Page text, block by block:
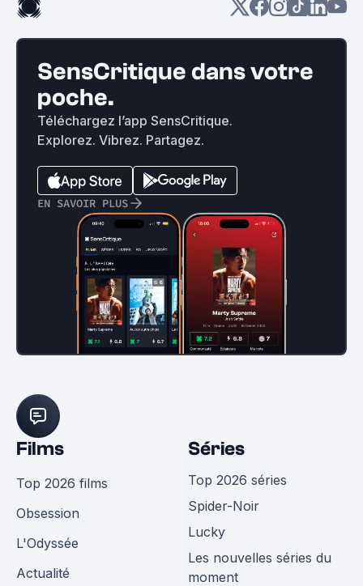
SensCritique dans votre
poche.
Téléchargez l’app SensCritique.
Explorez. Vibrez. Partagez.
EN SAVOIR PLUS
Films
Top 2026 films
Obsession
L'Odyssée
Actualité
Séries
Top 2026 séries
Spider-Noir
Lucky
Les nouvelles séries du
moment